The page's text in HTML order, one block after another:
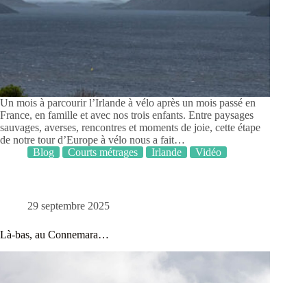
Un mois à parcourir l’Irlande à vélo après un mois passé en
France, en famille et avec nos trois enfants. Entre paysages
sauvages, averses, rencontres et moments de joie, cette étape
de notre tour d’Europe à vélo nous a fait…
Blog
Courts métrages Irlande Vidéo
29 septembre 2025
Là-bas, au Connemara…